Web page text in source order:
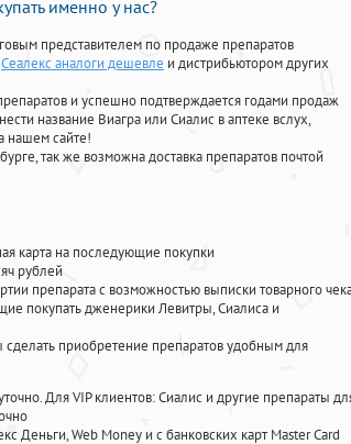
именно у нас?
представителем по продаже препаратов
Сеалекс аналоги дешевле и дистрибьютором других
и успешно подтверждается годами продаж
название Виагра или Сиалис в аптеке вслух,
нашем сайте!
так же возможна доставка препаратов почтой
карта на последующие покупки
рублей
препарата с возможностью выписки товарного
покупать дженерики Левитры, Сиалиса и
приобретение препаратов удобным для
Для VIP клиентов: Сиалис и другие препараты
Деньги, Web Money и с банковских карт Master Card